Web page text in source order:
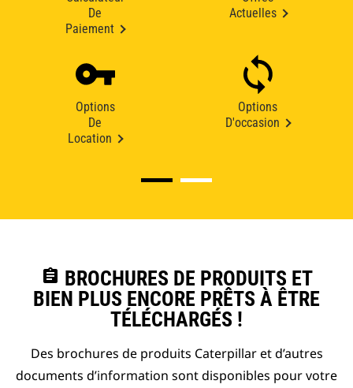
De
Paiement
Actuelles
Options
De
Location
Options
D'occasion
assignment BROCHURES DE PRODUITS ET
BIEN PLUS ENCORE PRÊTS À ÊTRE
TÉLÉCHARGÉS !
Des brochures de produits Caterpillar et d’autres
documents d’information sont disponibles pour votre